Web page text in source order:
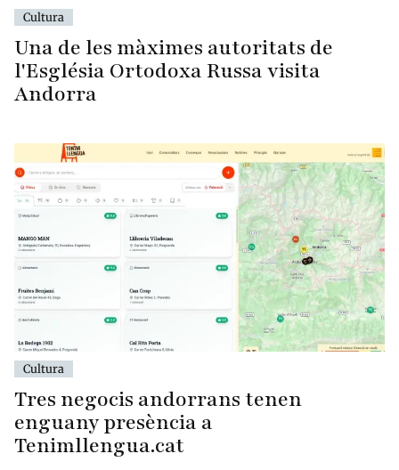
Cultura
Una de les màximes autoritats de
l'Església Ortodoxa Russa visita
Andorra
Cultura
Tres negocis andorrans tenen
enguany presència a
Tenimllengua.cat